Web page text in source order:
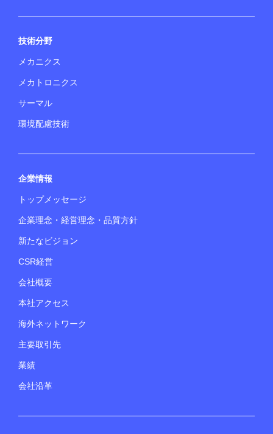
技術分野
メカニクス
メカトロニクス
サーマル
環境配慮技術
企業情報
トップメッセージ
企業理念・経営理念・品質方針
新たなビジョン
CSR経営
会社概要
本社アクセス
海外ネットワーク
主要取引先
業績
会社沿革